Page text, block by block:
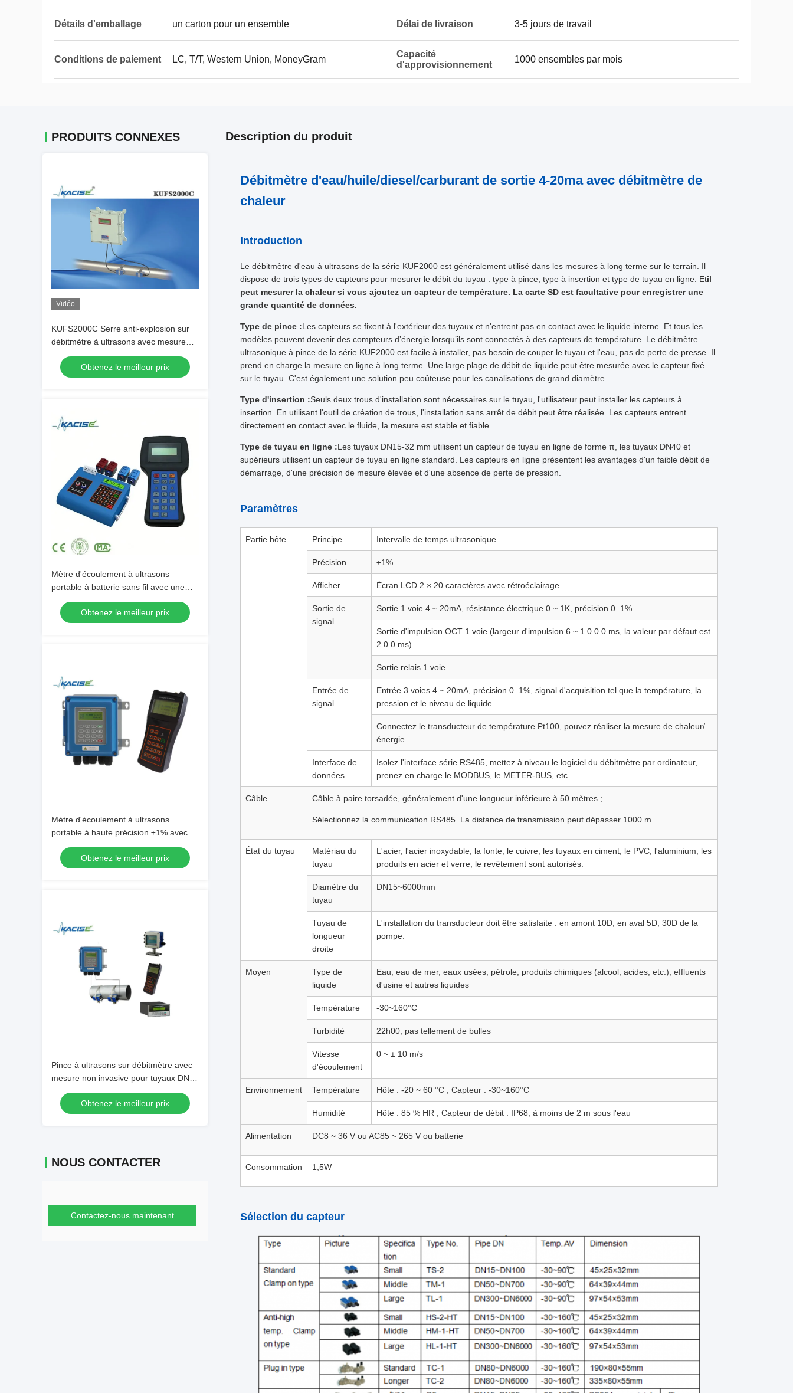
Détails d'emballage un carton pour un ensemble Délai de livraison 3-5 jours de travail
Conditions de paiement LC, T/T, Western Union, MoneyGram
Capacité
d'approvisionnement
1000 ensembles par mois
PRODUITS CONNEXES
Vidéo
KUFS2000C Serre anti-explosion sur
débitmètre à ultrasons avec mesure
bidirectionnelle pour tuyaux DN32-
DN6000Obtenez le meilleur prix
Mètre d'écoulement à ultrasons
portable à batterie sans fil avec une
précision de débit élevée
Obtenez le meilleur prix
Mètre d'écoulement à ultrasons
portable à haute précision ±1% avec
communication Modbus RS485 pour la
mesure numérique du débit d'eau
Obtenez le meilleur prix
Pince à ultrasons sur débitmètre avec
mesure non invasive pour tuyaux DN32
~ 6000 et RS485 Modbus
Obtenez le meilleur prix
NOUS CONTACTER
Contactez-nous maintenant
Description du produit
Débitmètre d'eau/huile/diesel/carburant de sortie 4-20ma avec débitmètre de
chaleur
Introduction
Le débitmètre d'eau à ultrasons de la série KUF2000 est généralement utilisé dans les mesures à long terme sur le terrain. Il
dispose de trois types de capteurs pour mesurer le débit du tuyau : type à pince, type à insertion et type de tuyau en ligne. Etil
peut mesurer la chaleur si vous ajoutez un capteur de température. La carte SD est facultative pour enregistrer une
grande quantité de données.
Type de pince :Les capteurs se fixent à l'extérieur des tuyaux et n'entrent pas en contact avec le liquide interne. Et tous les
modèles peuvent devenir des compteurs d’énergie lorsqu’ils sont connectés à des capteurs de température. Le débitmètre
ultrasonique à pince de la série KUF2000 est facile à installer, pas besoin de couper le tuyau et l'eau, pas de perte de presse. Il
prend en charge la mesure en ligne à long terme. Une large plage de débit de liquide peut être mesurée avec le capteur fixé
sur le tuyau. C'est également une solution peu coûteuse pour les canalisations de grand diamètre.
Type d'insertion :Seuls deux trous d'installation sont nécessaires sur le tuyau, l'utilisateur peut installer les capteurs à
insertion. En utilisant l'outil de création de trous, l'installation sans arrêt de débit peut être réalisée. Les capteurs entrent
directement en contact avec le fluide, la mesure est stable et fiable.
Type de tuyau en ligne :Les tuyaux DN15-32 mm utilisent un capteur de tuyau en ligne de forme π, les tuyaux DN40 et
supérieurs utilisent un capteur de tuyau en ligne standard. Les capteurs en ligne présentent les avantages d'un faible débit de
démarrage, d'une précision de mesure élevée et d'une absence de perte de pression.
Paramètres
Partie hôte Principe Intervalle de temps ultrasonique
Précision ±1%
Afficher Écran LCD 2 × 20 caractères avec rétroéclairage
Sortie de
signal
Sortie 1 voie 4 ~ 20mA, résistance électrique 0 ~ 1K, précision 0. 1%
Sortie d'impulsion OCT 1 voie (largeur d'impulsion 6 ~ 1 0 0 0 ms, la valeur par défaut est
2 0 0 ms)
Sortie relais 1 voie
Entrée de
signal
Entrée 3 voies 4 ~ 20mA, précision 0. 1%, signal d'acquisition tel que la température, la
pression et le niveau de liquide
Connectez le transducteur de température Pt100, pouvez réaliser la mesure de chaleur/
énergie
Interface de
données
Isolez l'interface série RS485, mettez à niveau le logiciel du débitmètre par ordinateur,
prenez en charge le MODBUS, le METER-BUS, etc.
Câble Câble à paire torsadée, généralement d'une longueur inférieure à 50 mètres ;
Sélectionnez la communication RS485. La distance de transmission peut dépasser 1000 m.
État du tuyau
Matériau du
tuyau
L'acier, l'acier inoxydable, la fonte, le cuivre, les tuyaux en ciment, le PVC, l'aluminium, les
produits en acier et verre, le revêtement sont autorisés.
Diamètre du
tuyau
DN15~6000mm
Tuyau de
longueur
droite
L'installation du transducteur doit être satisfaite : en amont 10D, en aval 5D, 30D de la
pompe.
Moyen
Type de
liquide
Eau, eau de mer, eaux usées, pétrole, produits chimiques (alcool, acides, etc.), effluents
d'usine et autres liquides
Température -30~160°C
Turbidité 22h00, pas tellement de bulles
Vitesse
d'écoulement
0 ~ ± 10 m/s
Environnement Température Hôte : -20 ~ 60 °C ; Capteur : -30~160°C
Humidité Hôte : 85 % HR ; Capteur de débit : IP68, à moins de 2 m sous l'eau
Alimentation DC8 ~ 36 V ou AC85 ~ 265 V ou batterie
Consommation 1,5W
Sélection du capteur